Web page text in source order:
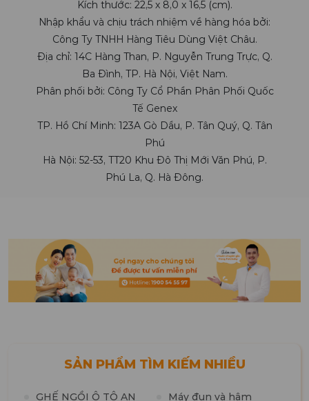
Kích thước: 22,5 x 8,0 x 16,5 (cm).
Nhập khẩu và chịu trách nhiệm về hàng hóa bởi:
Công Ty TNHH Hàng Tiêu Dùng Việt Châu.
Địa chỉ: 14C Hàng Than, P. Nguyễn Trung Trực, Q.
Ba Đình, TP. Hà Nội, Việt Nam.
Phân phối bởi: Công Ty Cổ Phần Phân Phối Quốc
Tế Genex
TP. Hồ Chí Minh: 123A Gò Dầu, P. Tân Quý, Q. Tân
Phú
Hà Nội: 52-53, TT20 Khu Đô Thị Mới Văn Phú, P.
Phú La, Q. Hà Đông.
SẢN PHẨM TÌM KIẾM NHIỀU
GHẾ NGỒI Ô TÔ AN
Máy đun và hâm